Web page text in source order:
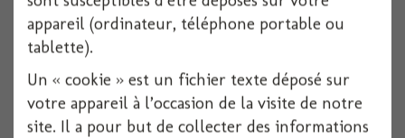
6 pièces
appareil (ordinateur, téléphone portable ou
tablette).
Un « cookie » est un fichier texte déposé sur
votre appareil à l’occasion de la visite de notre
site. Il a pour but de collecter des informations